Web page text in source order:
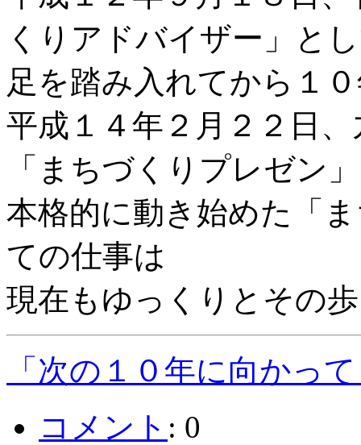
くりアドバイザー」と
足を踏み入れてから１
平成１４年２月２２日
「まちづくりプレゼン
本格的に動き始めた「
ての仕事は
現在もゆっくりとその
「次の１０年に向かっ
コメント : 0